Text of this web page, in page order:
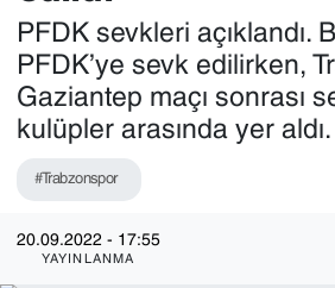
PFDK sevkleri açıklandı.
PFDK’ye sevk edilirken,
Gaziantep maçı sonrası
kulüpler arasında yer aldı.
#Trabzonspor
20.09.2022 - 17:55
YAYINLANMA
Sağlık
Magazin